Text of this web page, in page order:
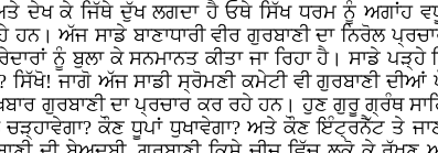
ਦੇਖ ਕੇ ਜਿੱਥੇ ਦੁੱਖ ਲਗਦਾ ਹੈ ਓਥੇ ਸਿੱਖ ਧਰਮ ਨੂੰ ਅਗਾਂਹ
ਅੱਜ ਸਾਡੇ ਬਾਣਾਧਾਰੀ ਵੀਰ ਗੁਰਬਾਣੀ ਦਾ ਨਿਰੋਲ
ਨੂੰ ਬੁਲਾ ਕੇ ਸਨਮਾਨਤ ਕੀਤਾ ਜਾ ਰਿਹਾ ਹੈ। ਸਾਡੇ
ਸਿੱਖੋ! ਜਾਗੋ ਅੱਜ ਸਾਡੀ ਸ੍ਰੋਮਣੀ ਕਮੇਟੀ ਵੀ ਗੁਰਬਾਣੀ
ਗੁਰਬਾਣੀ ਦਾ ਪ੍ਰਚਾਰ ਕਰ ਰਹੇ ਹਨ। ਹੁਣ ਗੁਰੂ ਗ੍ਰੰਥ
ਕੌਣ ਧੂਪਾਂ ਧੁਖਾਵੇਗਾ? ਅਤੇ ਕੌਣ ਇੰਟ੍ਰਨੈੱਟ ਤੇ